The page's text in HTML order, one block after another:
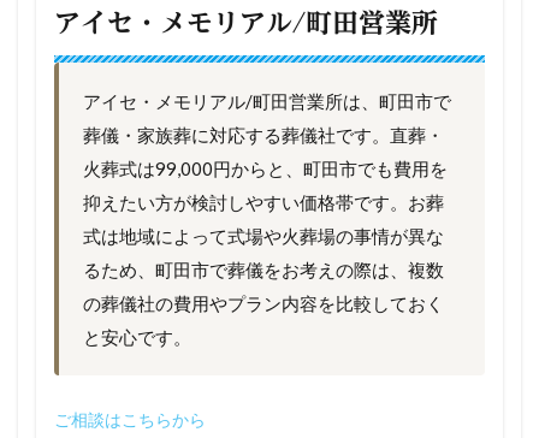
アイセ・メモリアル/町田営業所
アイセ・メモリアル/町田営業所は、町田市で
葬儀・家族葬に対応する葬儀社です。直葬・
火葬式は99,000円からと、町田市でも費用を
抑えたい方が検討しやすい価格帯です。お葬
式は地域によって式場や火葬場の事情が異な
るため、町田市で葬儀をお考えの際は、複数
の葬儀社の費用やプラン内容を比較しておく
と安心です。
ご相談はこちらから